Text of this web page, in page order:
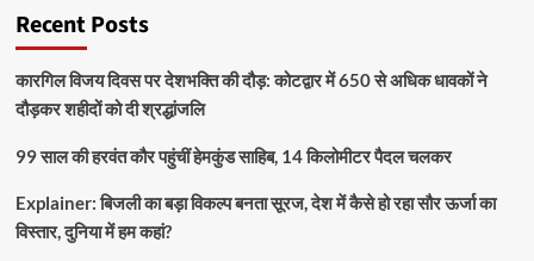
Recent Posts
कारगिल विजय दिवस पर देशभक्ति की दौड़: कोटद्वार में 650 से अधिक धावकों ने
दौड़कर शहीदों को दी श्रद्धांजलि
99 साल की हरवंत कौर पहुंचीं हेमकुंड साहिब, 14 किलोमीटर पैदल चलकर
Explainer: बिजली का बड़ा विकल्प बनता सूरज, देश में कैसे हो रहा सौर ऊर्जा का
विस्तार, दुनिया में हम कहां?